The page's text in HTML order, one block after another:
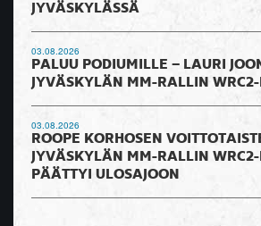
JYVÄSKYLÄSSÄ
03.08.2026
PALUU PODIUMILLE – LAURI
JYVÄSKYLÄN MM-RALLIN
03.08.2026
ROOPE KORHOSEN
JYVÄSKYLÄN MM-RALLIN
PÄÄTTYI ULOSAJOON